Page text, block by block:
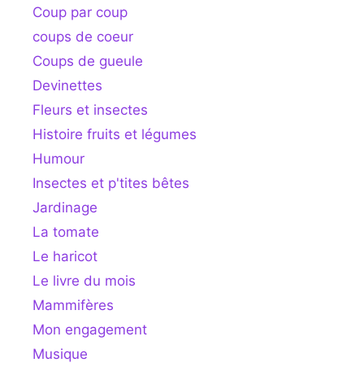
Coup par coup
coups de coeur
Coups de gueule
Devinettes
Fleurs et insectes
Histoire fruits et légumes
Humour
Insectes et p'tites bêtes
Jardinage
La tomate
Le haricot
Le livre du mois
Mammifères
Mon engagement
Musique